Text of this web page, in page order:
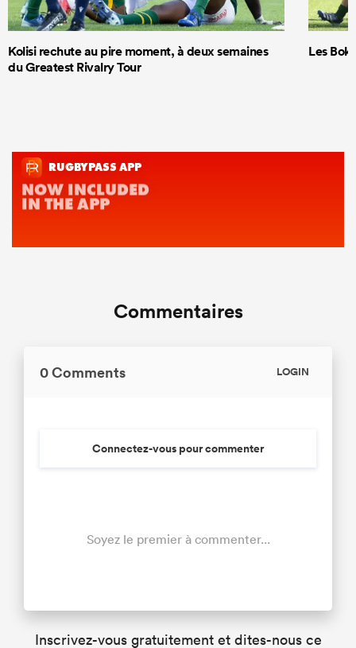
Kolisi rechute au pire moment, à deux semaines
du Greatest Rivalry Tour
Les
Commentaires
0 Comments LOGIN
Connectez-vous pour commenter
Soyez le premier à commenter...
Inscrivez-vous gratuitement et dites-nous ce